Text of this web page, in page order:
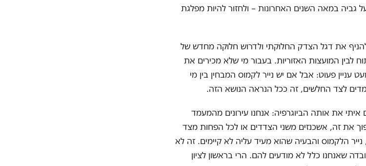
גביה במאה השנים האחרונות – ולחזור להיות מפלגת
את דגל הצדק החלוקתי ולדרוש חלוקה מחדש של
לבין המועצות האזוריות. בעבור מי שלא מכירים את
עניין פעוט: אבל אם יש נייר לקמוס המבחין בין מי
לצד החלשים, זה ככל הנראה הנושא הזה.
איתי את אותה הביוגרפיה: אנחנו עירונים מהמעמד
את זה, אשכנזים משני הצדדים או לכל הפחות מצד
הלקמוס והבעיה שהוא מעיד עליה לא קיימים. זה לא
שאנחנו כלל לא מודעים להם. הרי בראשון לציון